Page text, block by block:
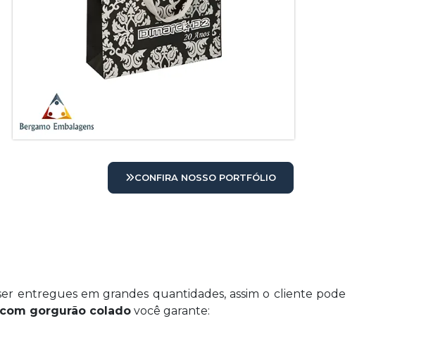
CONFIRA NOSSO PORTFÓLIO
entregues em grandes quantidades, assim o cliente pode
gorgurão colado você garante: